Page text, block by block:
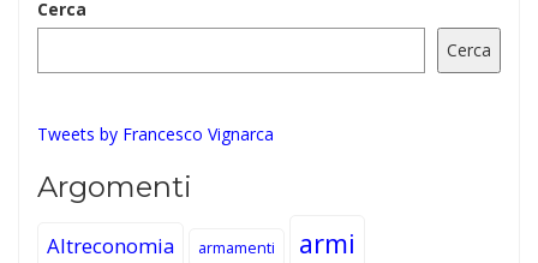
Cerca
Cerca
Tweets by Francesco Vignarca
Argomenti
Altreconomia armamenti armi